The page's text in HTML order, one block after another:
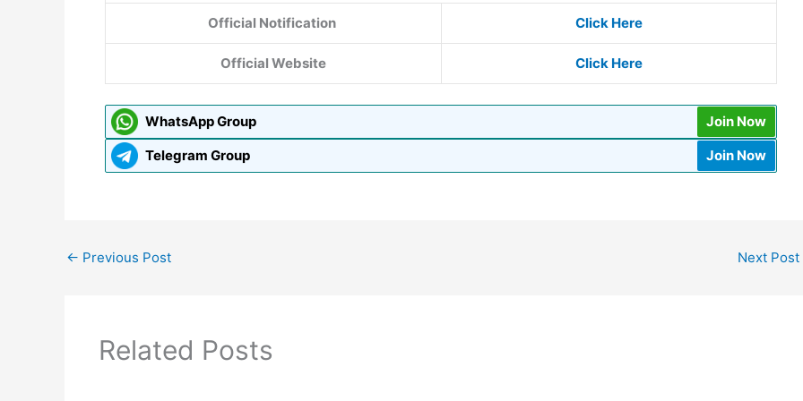
Official Notification Click Here
Official Website Click Here
WhatsApp Group
Join Now
Telegram Group
Join Now
← Previous Post Next Post
Related Posts